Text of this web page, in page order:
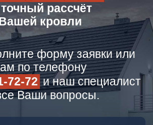
рассчёт
кровли
форму заявки или
по телефону
72-72 и наш специалист
Ваши вопросы.